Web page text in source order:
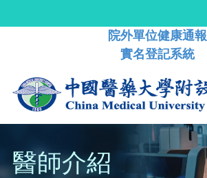
院外單位健康通報
實名登記系統
醫師介紹